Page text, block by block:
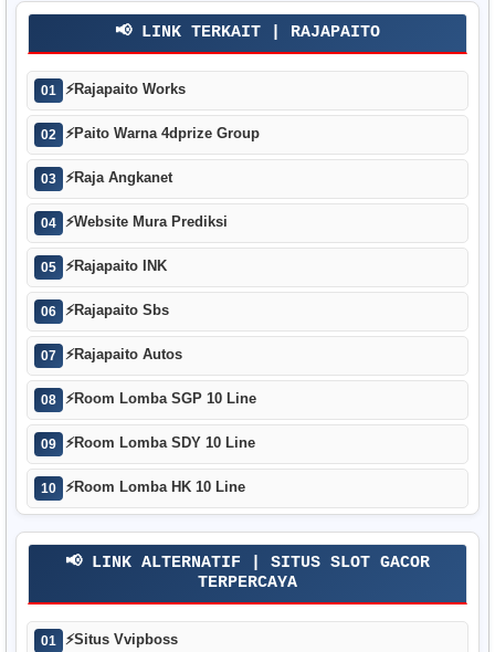
📢 LINK TERKAIT | RAJAPAITO
01 ⚡Rajapaito Works
02 ⚡Paito Warna 4dprize Group
03 ⚡Raja Angkanet
04 ⚡Website Mura Prediksi
05 ⚡Rajapaito INK
06 ⚡Rajapaito Sbs
07 ⚡Rajapaito Autos
08 ⚡Room Lomba SGP 10 Line
09 ⚡Room Lomba SDY 10 Line
10 ⚡Room Lomba HK 10 Line
📢 LINK ALTERNATIF | SITUS SLOT GACOR
TERPERCAYA
01 ⚡Situs Vvipboss